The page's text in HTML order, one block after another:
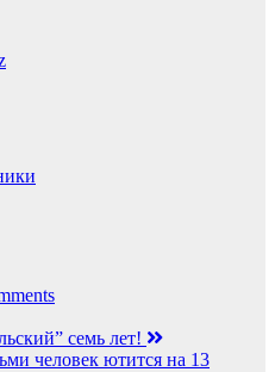
семь лет!
человек ютится на 13